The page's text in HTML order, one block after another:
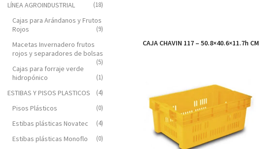
CAJA CHAVIN 117 – 50.8×40.6×11.7h CM
LÍNEA AGROINDUSTRIAL (18)
Cajas para Arándanos y Frutos
Rojos
(9)
Macetas Invernadero frutos
rojos y separadores de bolsas
(5)
Cajas para forraje verde
hidropónico
(1)
ESTIBAS Y PISOS PLASTICOS (4)
Pisos Plásticos (0)
Estibas plásticas Novatec (4)
Estibas plásticas Monoflo (0)